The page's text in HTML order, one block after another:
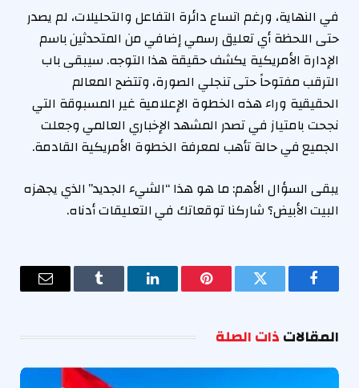
في النهاية، ورغم اتساع دائرة التفاعل والتحليلات، لم يصدر
حتى اللحظة أي تعليق رسمي إضافي من المتحدثين باسم
الإدارة الأمريكية يكشف حقيقة هذا التوجه. سيبقى باب
الترقب مفتوحاً حتى تنجلي الصورة، وتتضح المعالم
الحقيقية وراء هذه الخطوة الإعلامية غير المسبوقة التي
نجحت بامتياز في تصدر المشهد الإخباري العالمي وجعلت
الجميع في حالة تأهب لمعرفة الخطوة الأمريكية القادمة.
يبقى السؤال الأهم: ما هو هذا “الشيء الجديد” الذي يجهزه
البيت الأبيض؟ شاركنا توقعاتك في التعليقات أدناه.
فيسبوك تويتر بينتيريستلينكدإن Tumblr
البريد
المقالاتذات الصلة